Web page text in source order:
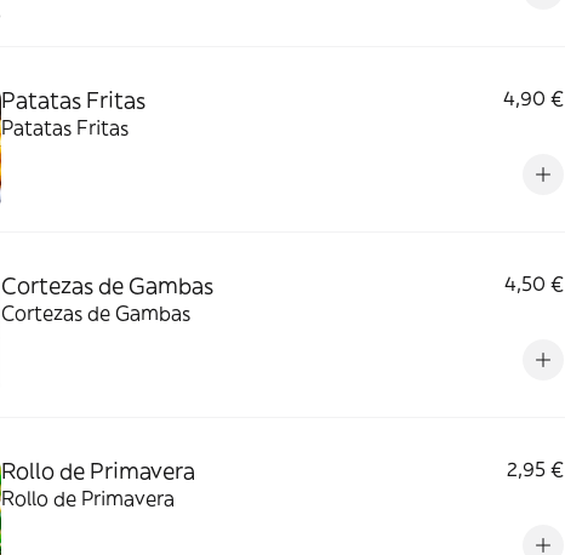
Patatas Fritas
4,90 €
Patatas Fritas
Cortezas de Gambas
4,50 €
Cortezas de Gambas
Rollo de Primavera
2,95 €
Rollo de Primavera